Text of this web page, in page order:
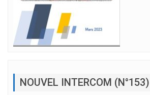
NOUVEL INTERCOM (N°153)